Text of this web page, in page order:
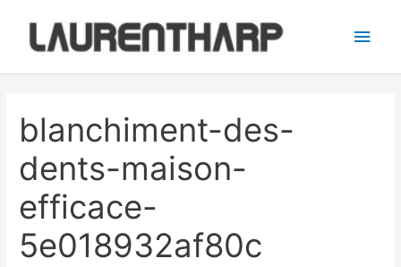
contenu
blanchiment-des-
dents-maison-
efficace-
5e018932af80c
articles